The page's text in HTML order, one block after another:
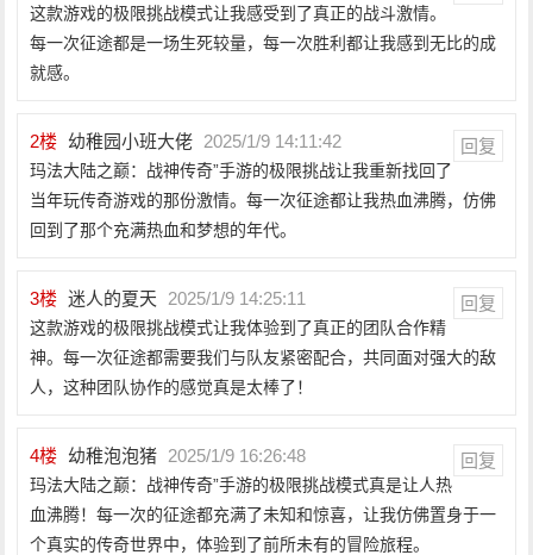
这款游戏的极限挑战模式让我感受到了真正的战斗激情。
每一次征途都是一场生死较量，每一次胜利都让我感到无比的成
就感。
2楼 幼稚园小班大佬 2025/1/9 14:11:42 回复
玛法大陆之巅：战神传奇”手游的极限挑战让我重新找回了
当年玩传奇游戏的那份激情。每一次征途都让我热血沸腾，仿佛
回到了那个充满热血和梦想的年代。
3楼 迷人的夏天 2025/1/9 14:25:11 回复
这款游戏的极限挑战模式让我体验到了真正的团队合作精
神。每一次征途都需要我们与队友紧密配合，共同面对强大的敌
人，这种团队协作的感觉真是太棒了！
4楼 幼稚泡泡猪 2025/1/9 16:26:48 回复
玛法大陆之巅：战神传奇”手游的极限挑战模式真是让人热
血沸腾！每一次的征途都充满了未知和惊喜，让我仿佛置身于一
个真实的传奇世界中，体验到了前所未有的冒险旅程。